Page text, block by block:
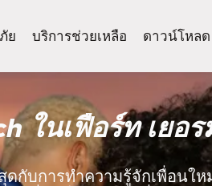
ย บริการช่วยเหลือ ดาวน์โหลด
ในเฟือร์ท เยอ
ดกับการทำความรู้จักเพื่อนให